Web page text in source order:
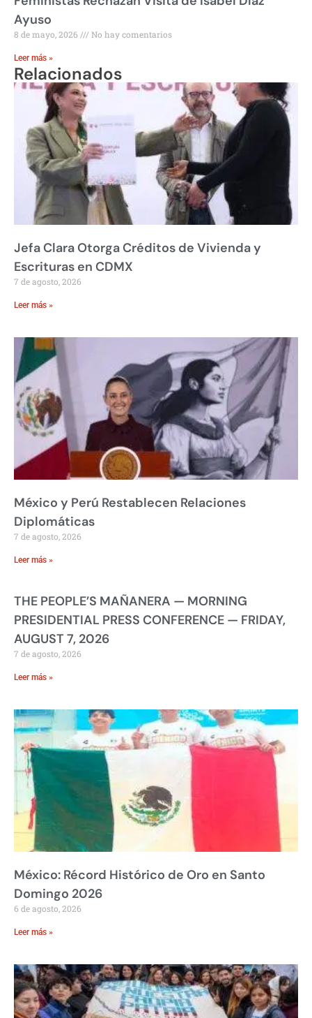
Ayuso
8 de mayo, 2026 No hay comentarios
Leer más »
Relacionados
Jefa Clara Otorga Créditos de Vivienda y
Escrituras en CDMX
7 de agosto, 2026
Leer más »
México y Perú Restablecen Relaciones
Diplomáticas
7 de agosto, 2026
Leer más »
THE PEOPLE’S MAÑANERA — MORNING
PRESIDENTIAL PRESS CONFERENCE — FRIDAY,
AUGUST 7, 2026
7 de agosto, 2026
Leer más »
México: Récord Histórico de Oro en Santo
Domingo 2026
6 de agosto, 2026
Leer más »